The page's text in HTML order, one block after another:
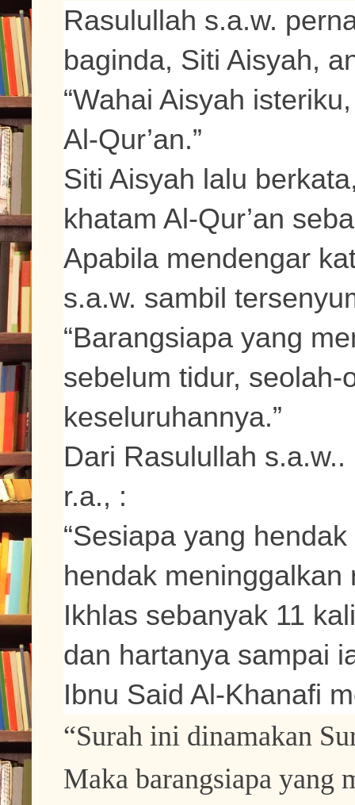
Rasulullah s.a.w.
baginda, Siti Aisyah,
“Wahai Aisyah
Al-Qur’an.”
Siti Aisyah lalu
khatam Al-Qur’an
Apabila mendengar
s.a.w. sambil
“Barangsiapa yang
sebelum tidur, seolah-
keseluruhannya.”
Dari Rasulullah
r.a., :
“Sesiapa yang
hendak
Ikhlas sebanyak 11
dan hartanya sampai
Ibnu Said Al-Khanafi
“Surah ini dinamakan
Maka barangsiapa yang